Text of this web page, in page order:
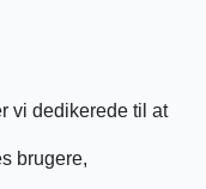
vi dedikerede til at
brugere,